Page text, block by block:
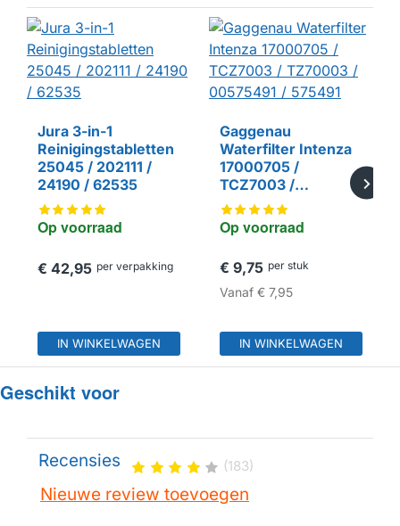
Op voorraad
Jura 3-in-1
Reinigingstabletten
25045 / 202111 /
24190 / 62535
€ 42,95 per verpakking
IN WINKELWAGEN
Op voorraad
Gaggenau
Waterfilter Intenza
17000705 /
TCZ7003 /
TZ70003 /
00575491 / 575491
€ 9,75 per stuk
Vanaf€ 7,95
IN WINKELWAGEN
Geschikt voor
Recensies (183)
Nieuwe review toevoegen